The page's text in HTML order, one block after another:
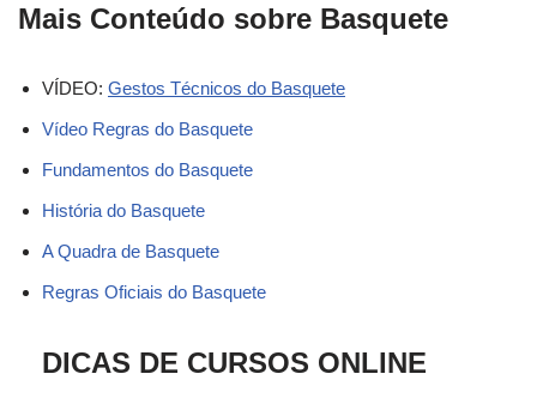
Mais Conteúdo sobre Basquete
VÍDEO: Gestos Técnicos do Basquete
Vídeo Regras do Basquete
Fundamentos do Basquete
História do Basquete
A Quadra de Basquete
Regras Oficiais do Basquete
DICAS DE CURSOS ONLINE